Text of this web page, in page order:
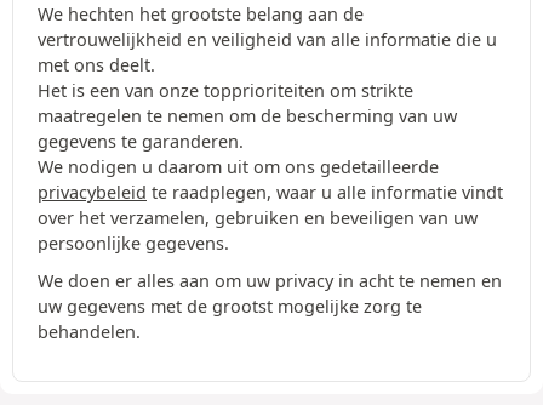
We hechten het grootste belang aan de
vertrouwelijkheid en veiligheid van alle informatie die u
met ons deelt.
Het is een van onze topprioriteiten om strikte
maatregelen te nemen om de bescherming van uw
gegevens te garanderen.
We nodigen u daarom uit om ons gedetailleerde
privacybeleid te raadplegen, waar u alle informatie vindt
over het verzamelen, gebruiken en beveiligen van uw
persoonlijke gegevens.
We doen er alles aan om uw privacy in acht te nemen en
uw gegevens met de grootst mogelijke zorg te
behandelen.